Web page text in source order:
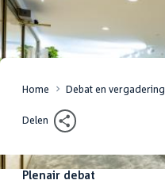
Home Debat en vergadering
Delen
Plenair debat